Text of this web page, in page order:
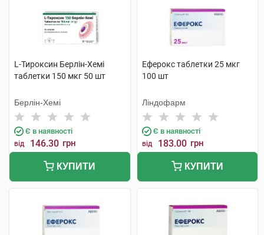
L-Тироксин Берлін-Хемі
таблетки 150 мкг 50 шт
Берлін-Хемі
Є в наявності
від 146.30 грн
КУПИТИ
Еферокс таблетки 25 мкг
100 шт
Ліндофарм
Є в наявності
від 183.00 грн
КУПИТИ